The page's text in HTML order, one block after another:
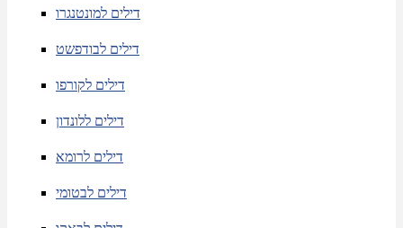
דילים למונטנגרו
דילים לבודפשט
דילים לקורפו
דילים ללונדון
דילים לרומא
דילים לבטומי